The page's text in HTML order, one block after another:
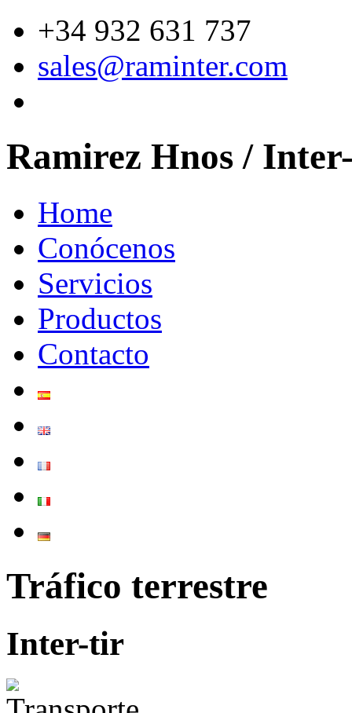
+34 932 631 737
sales@raminter.com
Ramirez Hnos /
Home
Conócenos
Servicios
Productos
Contacto
Tráfico terrestre
Inter-tir